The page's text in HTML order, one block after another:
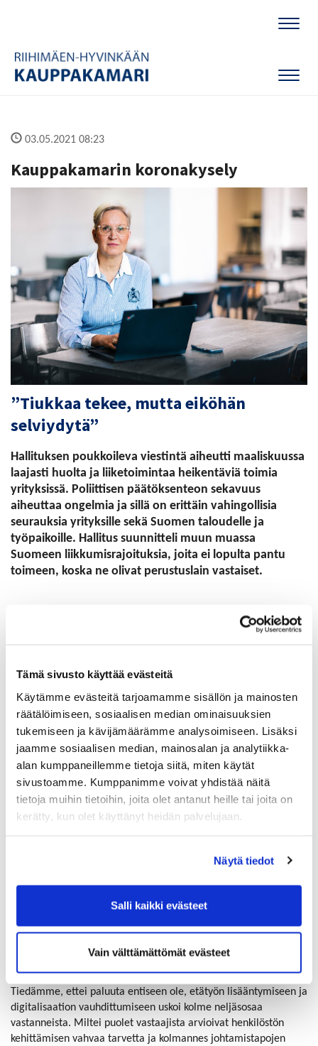
Tämä sivusto käyttää evästeitä
Käytämme evästeitä tarjoamamme sisällön ja mainosten
räätälöimiseen, sosiaalisen median ominaisuuksien
tukemiseen ja kävijämäärämme analysoimiseen. Lisäksi
jaamme sosiaalisen median, mainosalan ja analytiikka-
alan kumppaneillemme tietoja siitä, miten käytät
sivustoamme. Kumppanimme voivat yhdistää näitä
tietoja muihin tietoihin, joita olet antanut heille tai joita on
kerätty, kun olet käyttänyt heidän palvelujaan.
Näytä tiedot
Salli kaikki evästeet
Vain välttämättömät evästeet
03.05.2021 08:23
Kauppakamarin koronakysely
”Tiukkaa tekee, mutta eiköhän
selviydytä”
Hallituksen poukkoileva viestintä aiheutti maaliskuussa
laajasti huolta ja liiketoimintaa heikentäviä toimia
yrityksissä. Poliittisen päätöksenteon sekavuus
aiheuttaa ongelmia ja sillä on erittäin vahingollisia
seurauksia yrityksille sekä Suomen taloudelle ja
työpaikoille. Hallitus suunnitteli muun muassa
Suomeen liikkumisrajoituksia, joita ei lopulta pantu
toimeen, koska ne olivat perustuslain vastaiset.
Selvitimme jälleen yritysten tuntoja. Yrityksistä yli puolet kertoo
perusteella. Lisäksi rajoitusten suunnittelu aiheutti ylimääräistä
suunnittelutyötä ja toimitusketjuihin liittyviä pulmia.
Yritykset pitivät hallituksen toimintaa vastuuttomina sekä
yliampuvina, jopa yritysvastaisena. Lisäksi koetaan, että
tukirahojen suuntaaminen on kohdennettu väärin perustein
jaettavaksi. Vastaajat toteavat, että ”ihmisten epävarmuuden
lietsominen on pahinta, mitä liiketoiminnallemme voi tehdä.
Tulevan suunnittelu on vaikeaa, kun tulevaisuuden kuva on
sumea”.
henkilöstötilanne, reilu 72 prosenttia vastaajista arvioi
henkilöstön määrään pysyvän samana tai kasvavan.
Konkurssiriski on alueellamme edelleen maan keskiarvoa
positiivista linjaa mukailee myös yritysten maksuvalmius, ollen
yli 83 prosentilla erinomainen tai hyvä ja tyydyttävä miltei 14
Tiedämme, ettei paluuta entiseen ole, etätyön lisääntymiseen ja
digitalisaation vauhdittumiseen uskoi kolme neljäsosaa
vastanneista. Miltei puolet vastaajista arvioivat henkilöstön
kehittämisen vahvaa tarvetta ja kolmannes johtamistapojen